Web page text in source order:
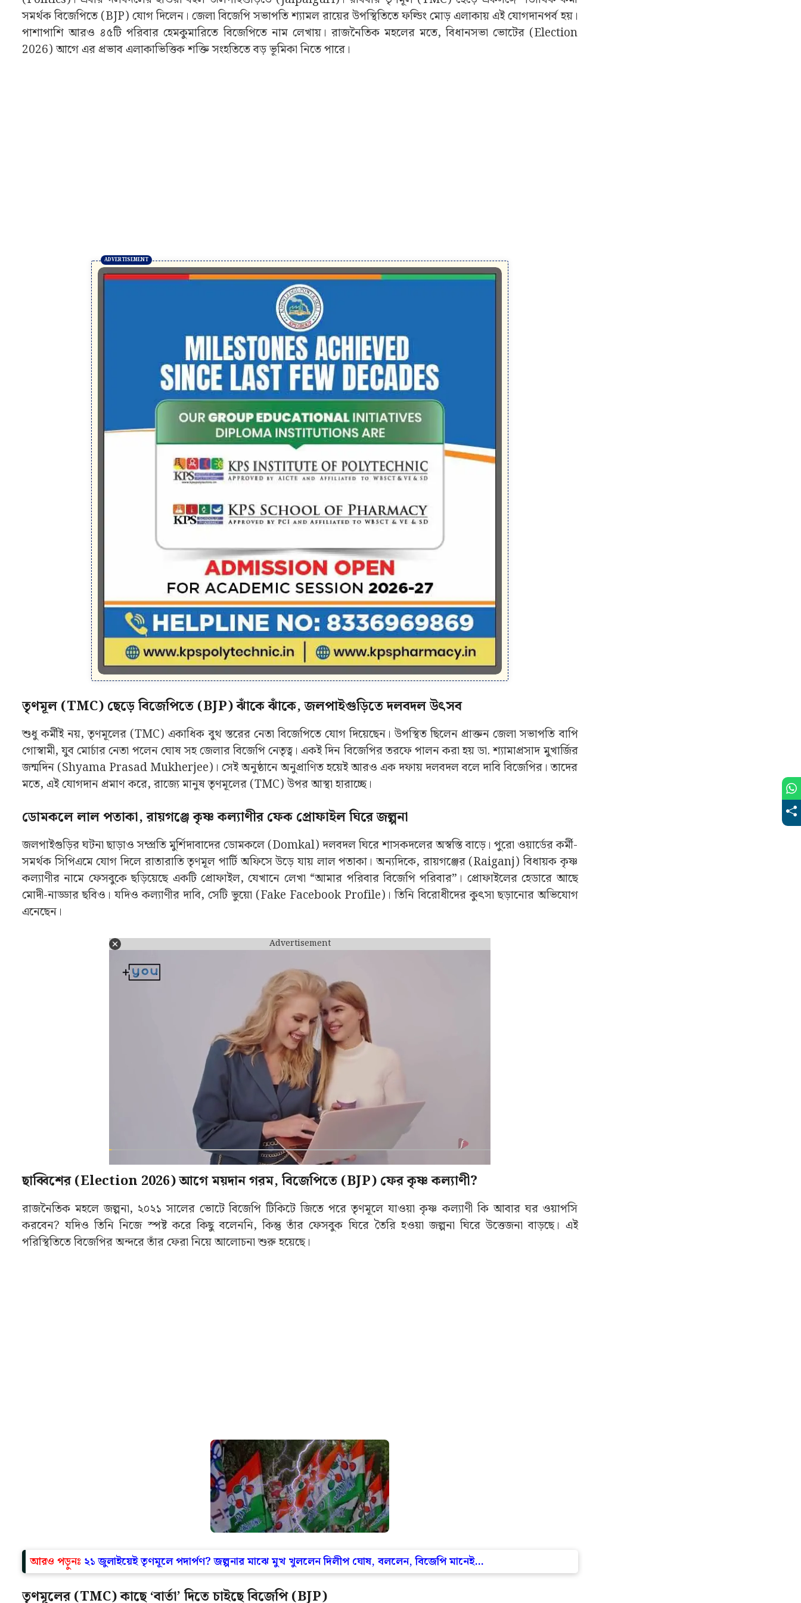
সমর্থক বিজেপিতে (BJP) যোগ দিলেন। জেলা বিজেপি সভাপতি শ্যামল রায়ের উপস্থিতিতে ফল্ডিং মোড় এলাকায় এই যোগদানপর্ব হয়।
পাশাপাশি আরও ৪৫টি পরিবার হেমকুমারিতে বিজেপিতে নাম লেখায়। রাজনৈতিক মহলের মতে, বিধানসভা ভোটের (Election
2026) আগে এর প্রভাব এলাকাভিত্তিক শক্তি সংহতিতে বড় ভূমিকা নিতে পারে।
তৃণমূল (TMC) ছেড়ে বিজেপিতে (BJP) ঝাঁকে ঝাঁকে, জলপাইগুড়িতে দলবদল উৎসব
শুধু কর্মীই নয়, তৃণমূলের (TMC) একাধিক বুথ স্তরের নেতা বিজেপিতে যোগ দিয়েছেন। উপস্থিত ছিলেন প্রাক্তন জেলা সভাপতি বাপি
গোস্বামী, যুব মোর্চার নেতা পলেন ঘোষ সহ জেলার বিজেপি নেতৃত্ব। একই দিন বিজেপির তরফে পালন করা হয় ডা. শ্যামাপ্রসাদ মুখার্জির
জন্মদিন (Shyama Prasad Mukherjee)। সেই অনুষ্ঠানে অনুপ্রাণিত হয়েই আরও এক দফায় দলবদল বলে দাবি বিজেপির। তাদের
মতে, এই যোগদান প্রমাণ করে, রাজ্যে মানুষ তৃণমূলের (TMC) উপর আস্থা হারাচ্ছে।
ডোমকলে লাল পতাকা, রায়গঞ্জে কৃষ্ণ কল্যাণীর ফেক প্রোফাইল ঘিরে জল্পনা
জলপাইগুড়ির ঘটনা ছাড়াও সম্প্রতি মুর্শিদাবাদের ডোমকলে (Domkal) দলবদল ঘিরে শাসকদলের অস্বস্তি বাড়ে। পুরো ওয়ার্ডের কর্মী-
সমর্থক সিপিএমে যোগ দিলে রাতারাতি তৃণমূল পার্টি অফিসে উড়ে যায় লাল পতাকা। অন্যদিকে, রায়গঞ্জের (Raiganj) বিধায়ক কৃষ্ণ
কল্যাণীর নামে ফেসবুকে ছড়িয়েছে একটি প্রোফাইল, যেখানে লেখা “আমার পরিবার বিজেপি পরিবার”। প্রোফাইলের হেডারে আছে
মোদী-নাড্ডার ছবিও। যদিও কল্যাণীর দাবি, সেটি ভুয়ো (Fake Facebook Profile)। তিনি বিরোধীদের কুৎসা ছড়ানোর অভিযোগ
এনেছেন।
Advertisement
ছাব্বিশের (Election 2026) আগে ময়দান গরম, বিজেপিতে (BJP) ফের কৃষ্ণ কল্যাণী?
রাজনৈতিক মহলে জল্পনা, ২০২১ সালের ভোটে বিজেপি টিকিটে জিতে পরে তৃণমূলে যাওয়া কৃষ্ণ কল্যাণী কি আবার ঘর ওয়াপসি
করবেন? যদিও তিনি নিজে স্পষ্ট করে কিছু বলেননি, কিন্তু তাঁর ফেসবুক ঘিরে তৈরি হওয়া জল্পনা ঘিরে উত্তেজনা বাড়ছে। এই
পরিস্থিতিতে বিজেপির অন্দরে তাঁর ফেরা নিয়ে আলোচনা শুরু হয়েছে।
আরও পড়ুনঃ ২১ জুলাইয়েই তৃণমূলে পদার্পণ? জল্পনার মাঝে মুখ খুললেন দিলীপ ঘোষ, বললেন, বিজেপি মানেই…
তৃণমূলের (TMC) কাছে ‘বার্তা’ দিতে চাইছে বিজেপি (BJP)